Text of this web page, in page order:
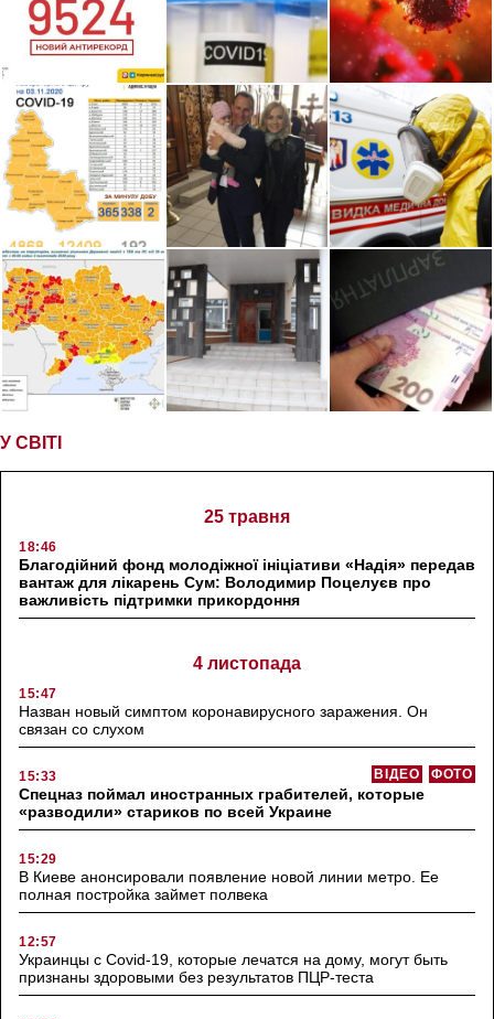
У СВІТІ
25 травня
18:46
Благодійний фонд молодіжної ініціативи «Надія» передав
вантаж для лікарень Сум: Володимир Поцелуєв про
важливість підтримки прикордоння
4 листопада
15:47
Назван новый симптом коронавирусного заражения. Он
связан со слухом
15:33 ФОТО
ВІДЕО
Спецназ поймал иностранных грабителей, которые
«разводили» стариков по всей Украине
15:29
В Киеве анонсировали появление новой линии метро. Ее
полная постройка займет полвека
12:57
Украинцы с Covid-19, которые лечатся на дому, могут быть
признаны здоровыми без результатов ПЦР-теста